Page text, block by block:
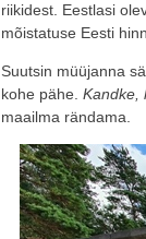
riikidest. Eestlasi
mõistatuse Eesti
Suutsin müüjanna
kohe pähe. Kandke,
maailma rändama.